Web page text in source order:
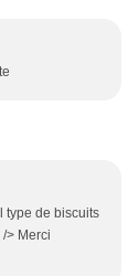
type de biscuits
> Merci